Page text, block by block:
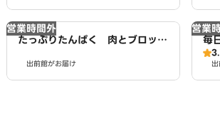
営業時間外
たっぷりたんぱく 肉とブロッコ
出前館がお届け
営業
毎
屋